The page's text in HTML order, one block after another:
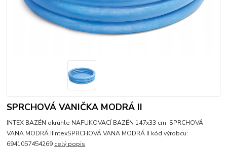
SPRCHOVÁ VANIČKA MODRÁ II
INTEX BAZÉN okrúhle NAFUKOVACÍ BAZÉN 147x33 cm. SPRCHOVÁ
VANA MODRÁ IIIntexSPRCHOVÁ VANA MODRÁ II kód výrobcu:
6941057454269 celý popis